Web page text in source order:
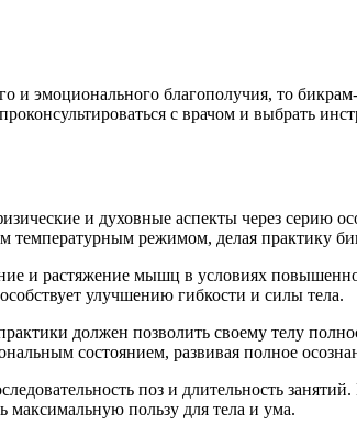
и эмоционального благополучия, то
с врачом и выбрать
и духовные аспекты через серию
режимом, делая практику
и растяжение мышц в условиях
улучшению гибкости и силы тела.
должен позволить своему телу
состоянием, развивая полное
поз и длительность
максимальную пользу для тела и ума.